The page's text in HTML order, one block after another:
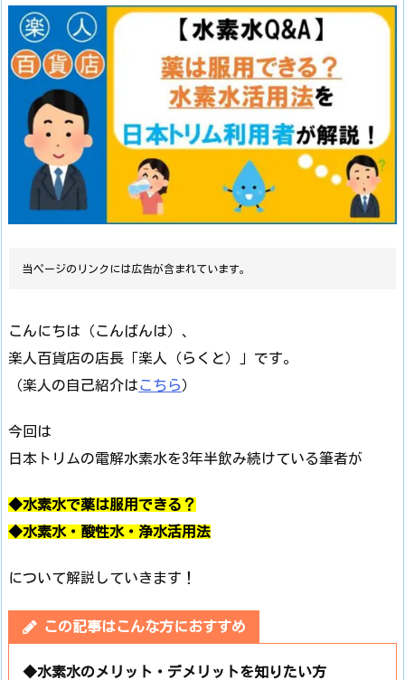
当ページのリンクには広告が含まれています。
こんにちは（こんばんは）、
楽人百貨店の店長「楽人（らくと）」です。
（楽人の自己紹介はこちら）
今回は
日本トリムの電解水素水を3年半飲み続けている筆者が
◆水素水で薬は服用できる？
◆水素水・酸性水・浄水活用法
について解説していきます！
この記事はこんな方におすすめ
◆水素水のメリット・デメリットを知りたい方